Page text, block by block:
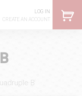
LOG IN
CREATE AN ACCOUNT
B